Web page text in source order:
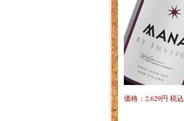
価格：2,629円 税込